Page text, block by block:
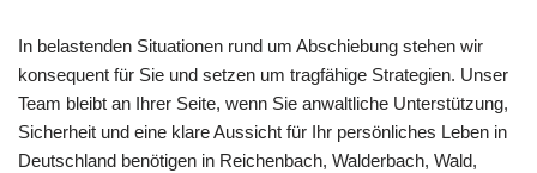
In belastenden Situationen rund um Abschiebung stehen wir
konsequent für Sie und setzen um tragfähige Strategien. Unser
Team bleibt an Ihrer Seite, wenn Sie anwaltliche Unterstützung,
Sicherheit und eine klare Aussicht für Ihr persönliches Leben in
Deutschland benötigen in Reichenbach, Walderbach, Wald,